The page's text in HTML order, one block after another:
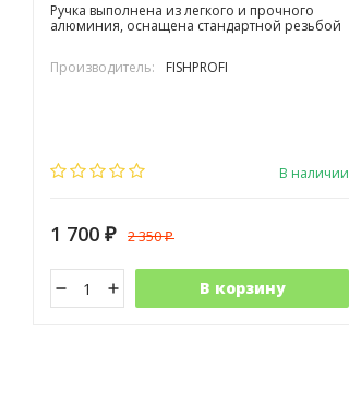
Ручка выполнена из легкого и прочного
алюминия, оснащена стандартной резьбой
Производитель: FISHPROFI
В наличии
1 700 ₽ 2 350₽
В корзину